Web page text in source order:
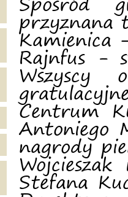
Spośród
przyznana
Kamienica
Rajnfus -
Wszyscy
Centrum
Antoniego
nagrody
Stefana